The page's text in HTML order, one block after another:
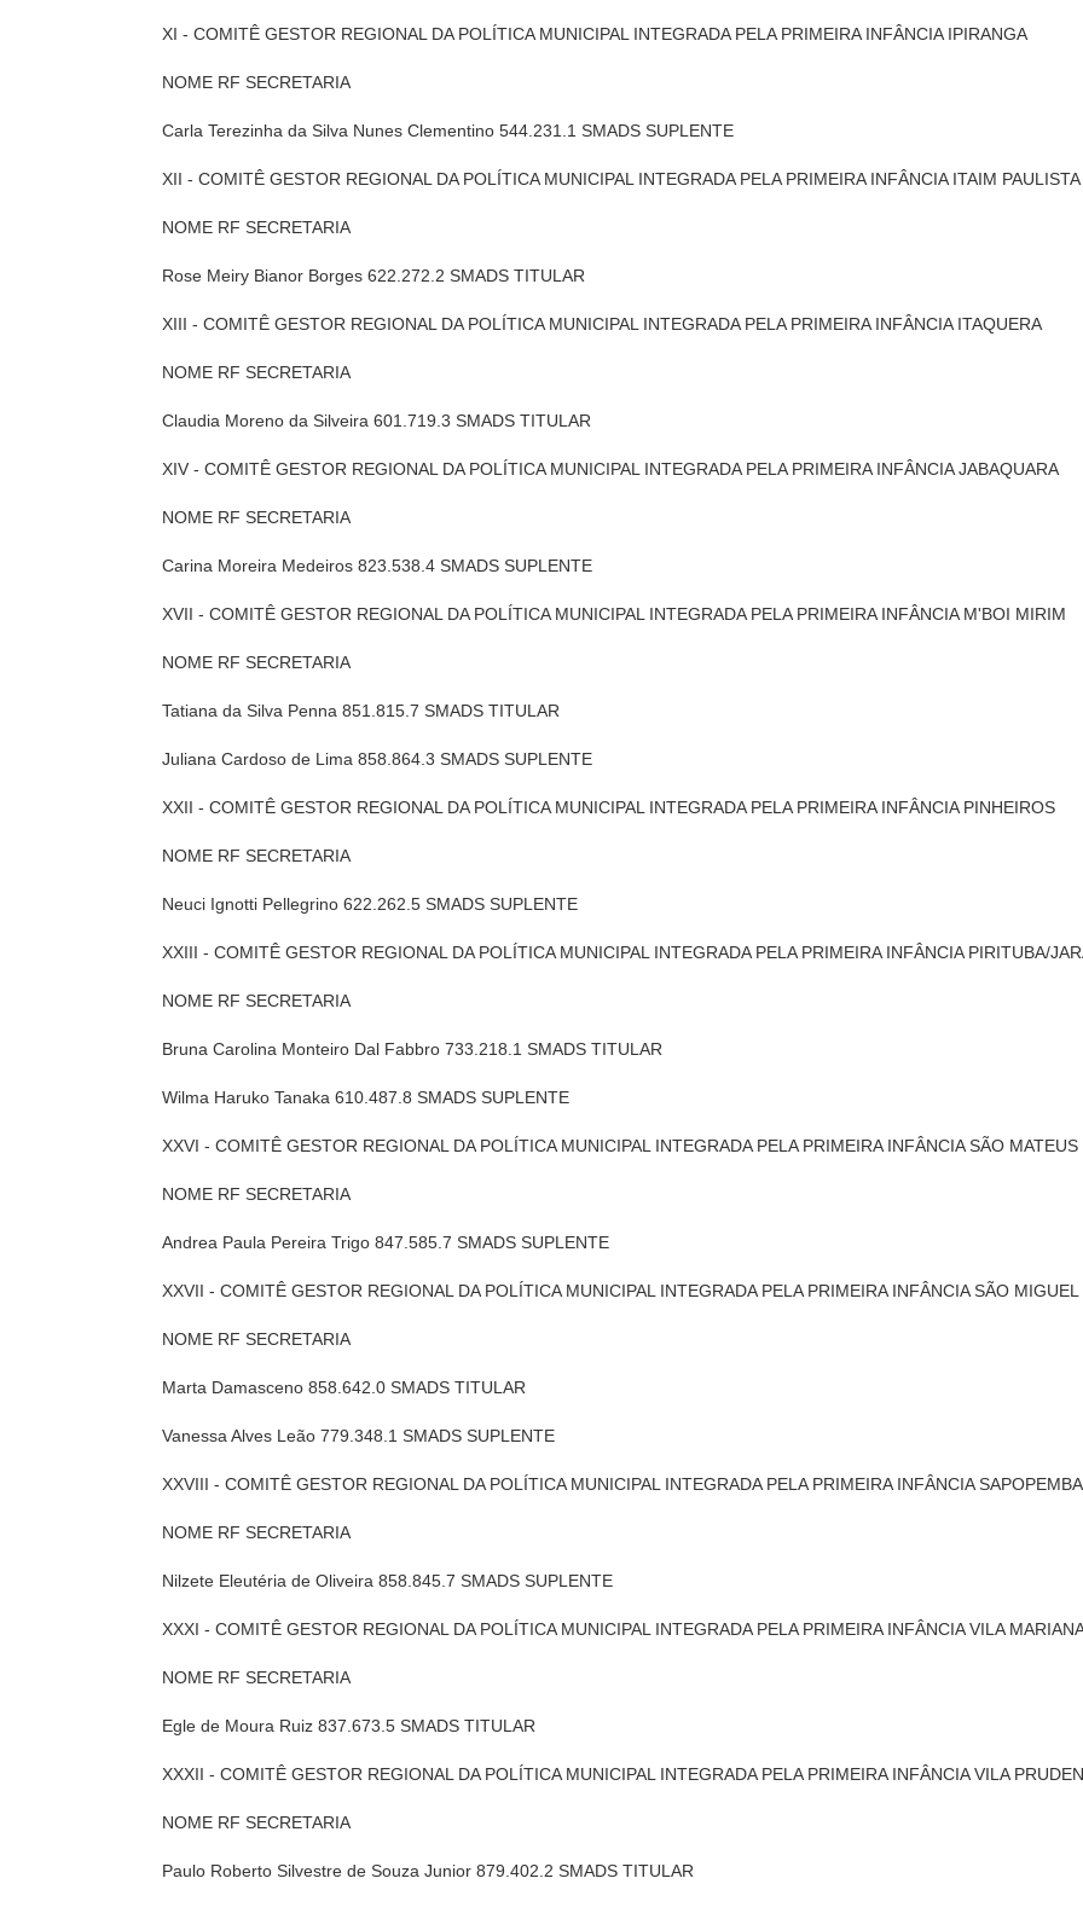
XI - COMITÊ GESTOR REGIONAL DA POLÍTICA MUNICIPAL INTEGRADA PELA PRIMEIRA INFÂNCIA IPIRANGA
NOME RF SECRETARIA
Carla Terezinha da Silva Nunes Clementino 544.231.1 SMADS SUPLENTE
XII - COMITÊ GESTOR REGIONAL DA POLÍTICA MUNICIPAL INTEGRADA PELA PRIMEIRA INFÂNCIA ITAIM PAULISTA
NOME RF SECRETARIA
Rose Meiry Bianor Borges 622.272.2 SMADS TITULAR
XIII - COMITÊ GESTOR REGIONAL DA POLÍTICA MUNICIPAL INTEGRADA PELA PRIMEIRA INFÂNCIA ITAQUERA
NOME RF SECRETARIA
Claudia Moreno da Silveira 601.719.3 SMADS TITULAR
XIV - COMITÊ GESTOR REGIONAL DA POLÍTICA MUNICIPAL INTEGRADA PELA PRIMEIRA INFÂNCIA JABAQUARA
NOME RF SECRETARIA
Carina Moreira Medeiros 823.538.4 SMADS SUPLENTE
XVII - COMITÊ GESTOR REGIONAL DA POLÍTICA MUNICIPAL INTEGRADA PELA PRIMEIRA INFÂNCIA M'BOI MIRIM
NOME RF SECRETARIA
Tatiana da Silva Penna 851.815.7 SMADS TITULAR
Juliana Cardoso de Lima 858.864.3 SMADS SUPLENTE
XXII - COMITÊ GESTOR REGIONAL DA POLÍTICA MUNICIPAL INTEGRADA PELA PRIMEIRA INFÂNCIA PINHEIROS
NOME RF SECRETARIA
Neuci Ignotti Pellegrino 622.262.5 SMADS SUPLENTE
XXIII - COMITÊ GESTOR REGIONAL DA POLÍTICA MUNICIPAL INTEGRADA PELA PRIMEIRA INFÂNCIA PIRITUBA/
NOME RF SECRETARIA
Bruna Carolina Monteiro Dal Fabbro 733.218.1 SMADS TITULAR
Wilma Haruko Tanaka 610.487.8 SMADS SUPLENTE
XXVI - COMITÊ GESTOR REGIONAL DA POLÍTICA MUNICIPAL INTEGRADA PELA PRIMEIRA INFÂNCIA SÃO MATEUS
NOME RF SECRETARIA
Andrea Paula Pereira Trigo 847.585.7 SMADS SUPLENTE
XXVII - COMITÊ GESTOR REGIONAL DA POLÍTICA MUNICIPAL INTEGRADA PELA PRIMEIRA INFÂNCIA SÃO MIGUEL
NOME RF SECRETARIA
Marta Damasceno 858.642.0 SMADS TITULAR
Vanessa Alves Leão 779.348.1 SMADS SUPLENTE
XXVIII - COMITÊ GESTOR REGIONAL DA POLÍTICA MUNICIPAL INTEGRADA PELA PRIMEIRA INFÂNCIA SAPOPEMBA
NOME RF SECRETARIA
Nilzete Eleutéria de Oliveira 858.845.7 SMADS SUPLENTE
XXXI - COMITÊ GESTOR REGIONAL DA POLÍTICA MUNICIPAL INTEGRADA PELA PRIMEIRA INFÂNCIA VILA
NOME RF SECRETARIA
Egle de Moura Ruiz 837.673.5 SMADS TITULAR
XXXII - COMITÊ GESTOR REGIONAL DA POLÍTICA MUNICIPAL INTEGRADA PELA PRIMEIRA INFÂNCIA VILA
NOME RF SECRETARIA
Paulo Roberto Silvestre de Souza Junior 879.402.2 SMADS TITULAR